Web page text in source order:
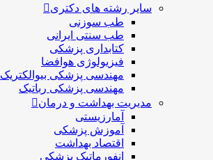
سایر رشته های دکتری
طب سوزنی
طب سنتی ایرانی
کتابداری پزشکی
فیزیولوژی هوافضا
مهندسی پزشکی بیوالکتریک
مهندسی پزشکی رباتیک
مدیریت بهداشت و درمان
آمارزیستی
آموزش پزشکی
اقتصاد بهداشت
انفورماتیک پزشکی